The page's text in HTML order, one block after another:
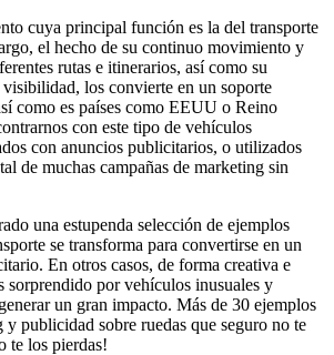
cuya principal función es la del transporte
el hecho de su continuo movimiento y
rutas e itinerarios, así como su
los convierte en un soporte
como es países como EEUU o Reino
con este tipo de vehículos
con anuncios publicitarios, o utilizados
de muchas campañas de marketing sin
una estupenda selección de ejemplos
se transforma para convertirse en un
En otros casos, de forma creativa e
sorprendido por vehículos inusuales y
un gran impacto. Más de 30 ejemplos
y publicidad sobre ruedas que seguro no te
te los pierdas!